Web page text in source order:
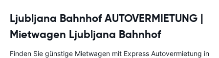
Ljubljana Bahnhof AUTOVERMIETUNG |
Mietwagen Ljubljana Bahnhof
Finden Sie günstige Mietwagen mit Express Autovermietung in